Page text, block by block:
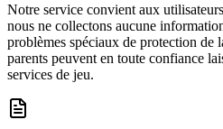
Notre service convient aux
nous ne collectons aucune
problèmes spéciaux de protection de
parents peuvent en toute confiance
services de jeu.